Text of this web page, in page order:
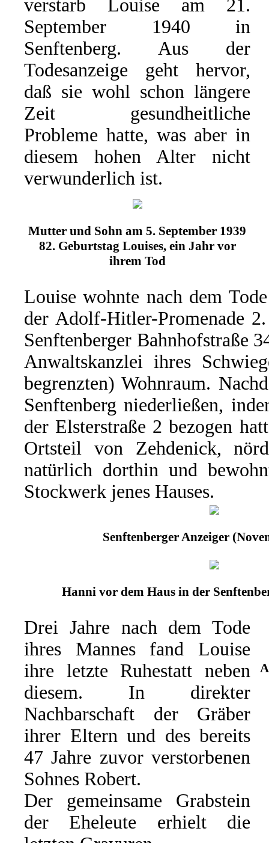
verstarb Louise am 21.
September 1940 in
Senftenberg. Aus der
Todesanzeige geht hervor,
daß sie wohl schon längere
Zeit gesundheitliche
Probleme hatte, was aber in
diesem hohen Alter nicht
verwunderlich ist.
Mutter und Sohn am 5. September 1939
82. Geburtstag Louises, ein Jahr vor
ihrem Tod
Louise wohnte nach dem
der Adolf-Hitler-Promenade
Senftenberger Bahnhofstraße
Anwaltskanzlei ihres
begrenzten) Wohnraum.
Senftenberg niederließen,
der Elsterstraße 2 bezogen
Ortsteil von Zehdenick,
natürlich dorthin und
Stockwerk jenes Hauses.
Senftenberger Anzeiger
Hanni vor dem Haus in der
Drei Jahre nach dem Tode
ihres Mannes fand Louise
ihre letzte Ruhestatt neben
diesem. In direkter
Nachbarschaft der Gräber
ihrer Eltern und des bereits
47 Jahre zuvor verstorbenen
Sohnes Robert.
Der gemeinsame Grabstein
der Eheleute erhielt die